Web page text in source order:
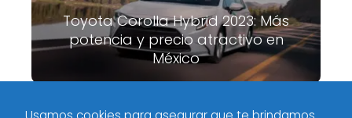
Toyota Corolla Hybrid 2023: Más
potencia y precio atractivo en
México